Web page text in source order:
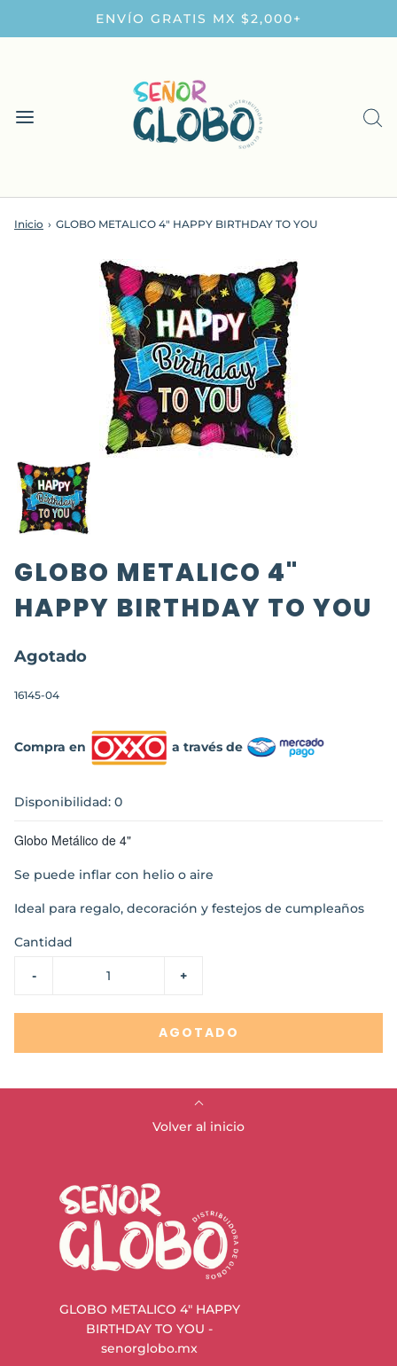
ENVÍO GRATIS MX $2,000+
Inicio › GLOBO METALICO 4" HAPPY BIRTHDAY TO YOU
GLOBO METALICO 4"
HAPPY BIRTHDAY TO YOU
Agotado
16145-04
Compra en a través de
Disponibilidad: 0
Globo Metálico de 4"
Se puede inflar con helio o aire
Ideal para regalo, decoración y festejos de cumpleaños
Cantidad
- +
AGOTADO
Volver al inicio
GLOBO METALICO 4" HAPPY
BIRTHDAY TO YOU -
senorglobo.mx